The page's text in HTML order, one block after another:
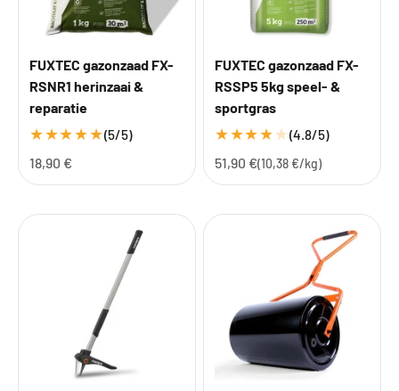
FUXTEC gazonzaad FX-
RSNR1 herinzaai &
reparatie
★★★★★(5/5)
Aanbiedingsprijs
18,90 €
FUXTEC gazonzaad FX-
RSSP5 5kg speel- &
sportgras
★★★★★(4.8/5)
Aanbiedingsprijs
51,90 €(10,38 €/kg)